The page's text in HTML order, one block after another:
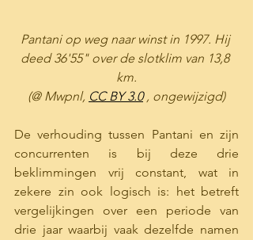
Pantani op weg naar winst in 1997. Hij
deed 36'55" over de slotklim van 13,8
km.
(@ Mwpnl, CC BY 3.0 , ongewijzigd)
De verhouding tussen Pantani en zijn
concurrenten is bij deze drie
beklimmingen vrij constant, wat in
zekere zin ook logisch is: het betreft
vergelijkingen over een periode van
drie jaar waarbij vaak dezelfde namen